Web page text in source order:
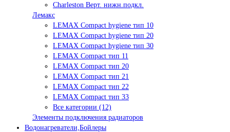
Charleston Верт. нижн.подкл.
Лемакс
LEMAX Compact hygiene тип 10
LEMAX Compact hygiene тип 20
LEMAX Compact hygiene тип 30
LEMAX Compact тип 11
LEMAX Compact тип 20
LEMAX Compact тип 21
LEMAX Compact тип 22
LEMAX Compact тип 33
Все категории (12)
Элементы подключения радиаторов
Водонагреватели,Бойлеры